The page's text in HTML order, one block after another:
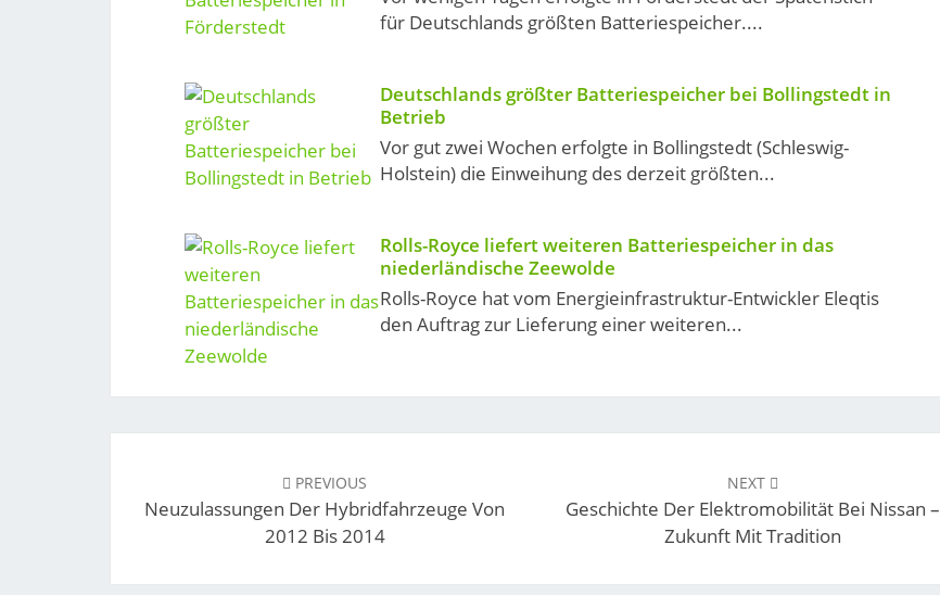
für Deutschlands größten Batteriespeicher....
Deutschlands größter Batteriespeicher bei Bollingstedt in
Betrieb
Vor gut zwei Wochen erfolgte in Bollingstedt (Schleswig-
Holstein) die Einweihung des derzeit größten...
Rolls-Royce liefert weiteren Batteriespeicher in das
niederländische Zeewolde
Rolls-Royce hat vom Energieinfrastruktur-Entwickler Eleqtis
den Auftrag zur Lieferung einer weiteren...
Post
PREVIOUS
Neuzulassungen Der Hybridfahrzeuge Von
2012 Bis 2014
NEXT
Geschichte Der Elektromobilität Bei Nissan –
Zukunft Mit Tradition